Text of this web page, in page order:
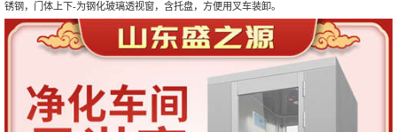
锈钢，门体上下-为钢化玻璃透视窗，含托盘，方便用叉车装卸。